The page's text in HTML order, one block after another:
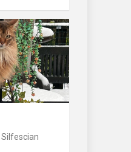
Silfescian